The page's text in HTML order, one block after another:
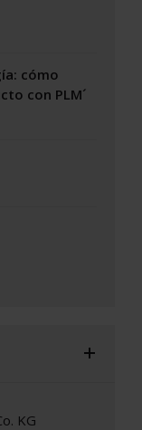
cómo
con PLM´
KG